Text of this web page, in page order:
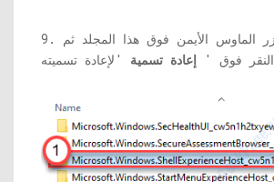
9. ما عليك فعله هو النقر بزر الماوس الأيمن فوق هذا المجلد ثم
النقر فوق ' إعادة تسمية